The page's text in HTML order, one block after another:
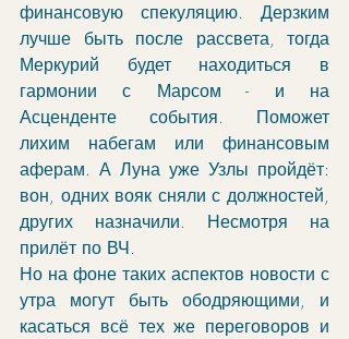
финансовую спекуляцию. Дерзким
лучше быть после рассвета, тогда
Меркурий будет находиться в
гармонии с Марсом - и на
Асценденте события. Поможет
лихим набегам или финансовым
аферам. А Луна уже Узлы пройдёт:
вон, одних вояк сняли с должностей,
других назначили. Несмотря на
прилёт по ВЧ.
Но на фоне таких аспектов новости с
утра могут быть ободряющими, и
касаться всё тех же переговоров и